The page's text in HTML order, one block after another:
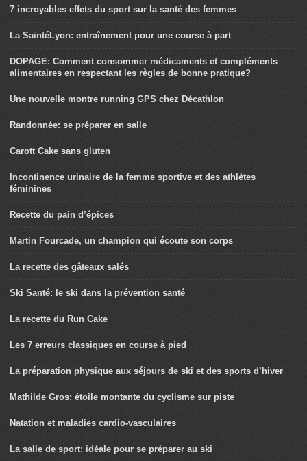
7 incroyables effets du sport sur la santé des femmes
La SaintéLyon: entraînement pour une course à part
DOPAGE: Comment consommer médicaments et compléments
alimentaires en respectant les règles de bonne pratique?
Une nouvelle montre running GPS chez Décathlon
Randonnée: se préparer en salle
Carott Cake sans gluten
Incontinence urinaire de la femme sportive et des athlètes
féminines
Recette du pain d’épices
Martin Fourcade, un champion qui écoute son corps
La recette des gâteaux salés
Ski Santé: le ski dans la prévention santé
La recette du Run Cake
Les 7 erreurs classiques en course à pied
La préparation physique aux séjours de ski et des sports d’hiver
Mathilde Gros: étoile montante du cyclisme sur piste
Natation et maladies cardio-vasculaires
La salle de sport: idéale pour se préparer au ski